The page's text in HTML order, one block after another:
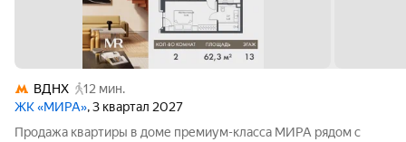
ВДНХ
12 мин.
ЖК «МИРА», 3 квартал 2027
Продажа квартиры в доме премиум-класса МИРА рядом с